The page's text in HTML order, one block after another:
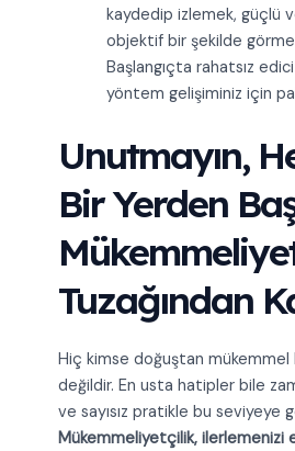
kaydedip izlemek, güçlü
objektif bir şekilde
Başlangıçta rahatsız
yöntem gelişiminiz için
Unutmayın,
Bir Yerden
Tuzağından
Hiç kimse doğuştan mükemmel
değildir. En usta hatipler bile
ve sayısız pratikle bu seviyeye
Mükemmeliyetçilik, ilerlemenizi